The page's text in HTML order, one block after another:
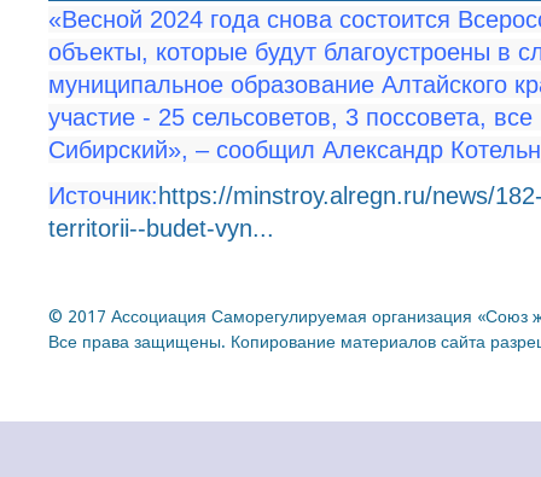
«Весной 2024 года снова состоится
объекты, которые будут благоустроены в
муниципальное образование Алтайского
участие - 25 сельсоветов, 3 поссовета,
Сибирский», – сообщил Александр
Источник: https://minstroy.alregn.ru/news/
territorii--budet-vyn...
© 2017 Ассоциация Саморегулируемая организация «Союз
Все права защищены. Копирование материалов сайта